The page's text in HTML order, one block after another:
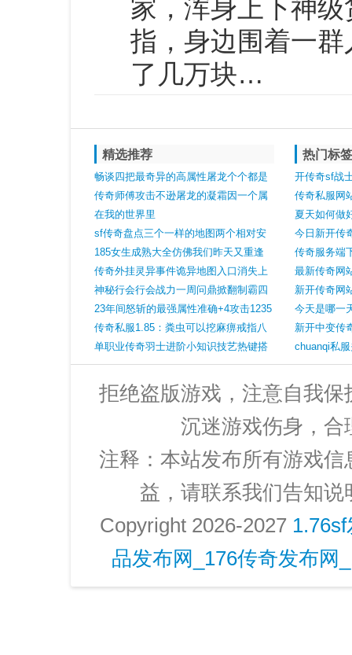
家，浑身上下神
指，身边围着一
了几万块…
精选推荐
畅谈四把最奇异的高属性屠龙个个都是
唯一档的生存
传奇师傅攻击不逊屠龙的凝霜因一个属
性沦为模特专用道具
在我的世界里
sf传奇盘点三个一样的地图两个相对安
静还有个是氪金之地
185女生成熟大全仿佛我们昨天又重逢
传奇外挂灵异事件诡异地图入口消失上
百个随机卷轴愣是没找到
神秘行会行会战力一周问鼎掀翻制霸四
年沙城之主
23年间怒斩的最强属性准确+4攻击1235
传奇私服1.85：粪虫可以挖麻痹戒指八
十万分之一的爆率还能挖到吗
单职业传奇羽士进阶小知识技艺热键搭
配好迅猛、快速、高速走上小道之路
热门标
开传奇sf战
传奇私服网
夏天如何做
今日新开传
高级技能书
传奇服务端
装着酸酸的
最新传奇网
心得
新开传奇网
今天是哪一
新开中变传
动必须留心
chuanqi私
是老玩家的
拒绝盗版游戏，注意自我
沉迷游戏伤身，合
注释：本站发布所有游戏
益，请联系我们告知
Copyright 2026-2027
品发布网_176传奇发布网